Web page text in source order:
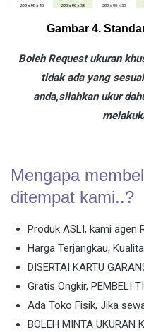
Gambar 4.
Boleh Request ukuran
tidak ada yang
anda,silahkan ukur
Mengapa
ditempat kami..?
Produk ASLI, kami agen
Harga Terjangkau,
DISERTAI KARTU
Gratis Ongkir, PEMBELI
Ada Toko Fisik, Jika
BOLEH MINTA UKURAN